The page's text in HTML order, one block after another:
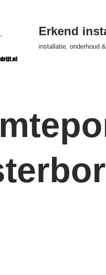
Erkend
installatie, onderhoud